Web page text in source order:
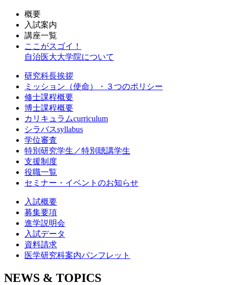
概要
入試案内
講座一覧
ここがスゴイ！
自治医大大学院について
研究科長挨拶
ミッション（使命）・３つのポリシー
修士課程概要
博士課程概要
カリキュラムcurriculum
シラバスsyllabus
学位審査
特別研究学生／特別聴講学生
支援制度
役職一覧
セミナー・イベントのお知らせ
入試概要
募集要項
進学説明会
入試データ
資料請求
医学研究科案内パンフレット
NEWS & TOPICS